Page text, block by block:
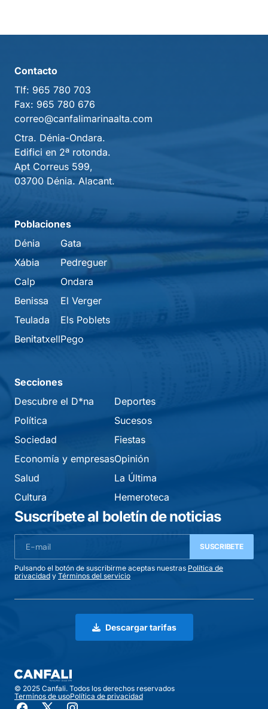
Contacto
Tlf: 965 780 703
Fax: 965 780 676
correo@canfalimarinaalta.com
Ctra. Dénia-Ondara.
Edifici en 2ª rotonda.
Apt Correus 599,
03700 Dénia. Alacant.
Poblaciones
Dénia
Xábia
Calp
Benissa
Teulada
Benitatxell
Gata
Pedreguer
Ondara
El Verger
Els Poblets
Pego
Secciones
Descubre el D*na
Política
Sociedad
Economía y empresas
Salud
Cultura
Deportes
Sucesos
Fiestas
Opinión
La Última
Hemeroteca
Suscríbete al boletín de noticias
SUSCRIBETE
Pulsando el botón de suscribirme aceptas nuestras Política de
privacidad y Términos del servicio
Descargar tarifas
© 2025 Canfali. Todos los derechos reservados
Terminos de usoPolítica de privacidad